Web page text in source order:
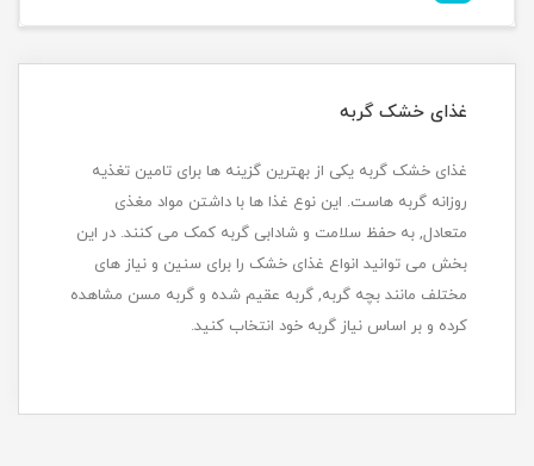
غذای خشک گربه
غذای خشک گربه یکی از بهترین گزینه ها برای تامین تغذیه
روزانه گربه هاست. این نوع غذا ها با داشتن مواد مغذی
متعادل, به حفظ سلامت و شادابی گربه کمک می کنند. در این
بخش می توانید انواع غذای خشک را برای سنین و نیاز های
مختلف مانند بچه گربه, گربه عقیم شده و گربه مسن مشاهده
کرده و بر اساس نیاز گربه خود انتخاب کنید.